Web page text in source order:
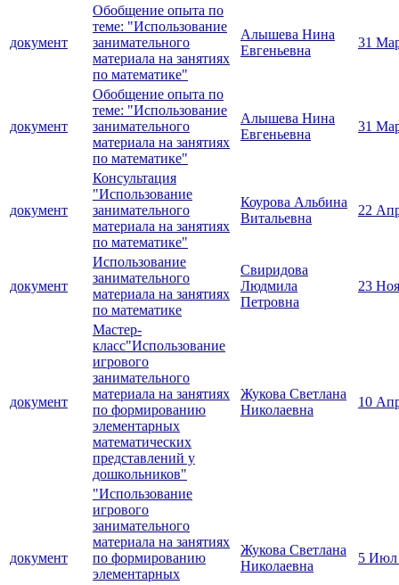
документ
Обобщение опыта по
теме: "Использование
занимательного
материала на занятиях
по математике"
Алышева Нина
Евгеньевна
31
документ
Обобщение опыта по
теме: "Использование
занимательного
материала на занятиях
по математике"
Алышева Нина
Евгеньевна
31
документ
Консультация
"Использование
занимательного
материала на занятиях
по математике"
Коурова Альбина
Витальевна
22
документ
Использование
занимательного
материала на занятиях
по математике
Свиридова
Людмила
Петровна
23
документ
Мастер-
класс"Использование
игрового
занимательного
материала на занятиях
по формированию
элементарных
математических
представлений у
дошкольников"
Жукова Светлана
Николаевна
10
документ
"Использование
игрового
занимательного
материала на занятиях
по формированию
элементарных
Жукова Светлана
Николаевна
5 Июл